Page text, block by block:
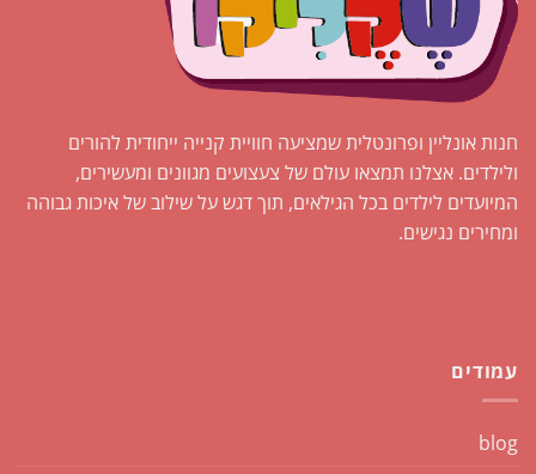
חנות אונליין ופרונטלית שמציעה חוויית קנייה ייחודית להורים
ולילדים. אצלנו תמצאו עולם של צעצועים מגוונים ומעשירים,
המיועדים לילדים בכל הגילאים, תוך דגש על שילוב של איכות גבוהה
ומחירים נגישים.
עמודים
blog